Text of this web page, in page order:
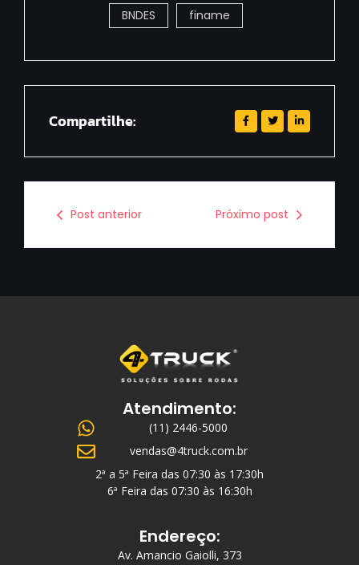
BNDES finame
Compartilhe:
Post anterior Próximo post
Atendimento:
(11) 2446-5000
vendas@4truck.com.br
2ª a 5ª Feira das 07:30 às 17:30h
6ª Feira das 07:30 às 16:30h
Endereço:
Av. Amancio Gaiolli, 373